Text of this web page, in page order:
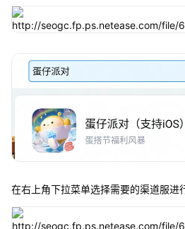
在右上角下拉菜单选择需要的渠道服进